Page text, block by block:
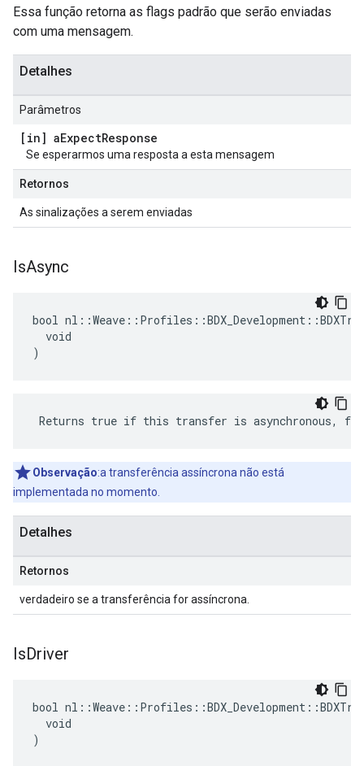
Essa função retorna as flags padrão que serão enviadas
com uma mensagem.
Detalhes
Parâmetros
[in] aExpectResponse
Se esperarmos uma resposta a esta mensagem
Retornos
As sinalizações a serem enviadas
IsAsync
bool
  void
)
Returns true if this transfer is asynchronous,
Observação:a transferência assíncrona não está
implementada no momento.
Detalhes
Retornos
verdadeiro se a transferência for assíncrona.
IsDriver
bool
  void
)